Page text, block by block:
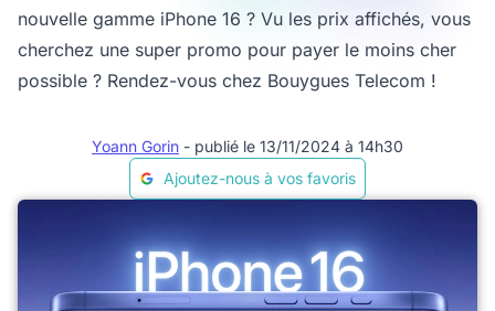
nouvelle gamme iPhone 16 ? Vu les prix affichés, vous
cherchez une super promo pour payer le moins cher
possible ? Rendez-vous chez Bouygues Telecom !
Yoann Gorin - publié le 13/11/2024 à 14h30
Ajoutez-nous à vos favoris